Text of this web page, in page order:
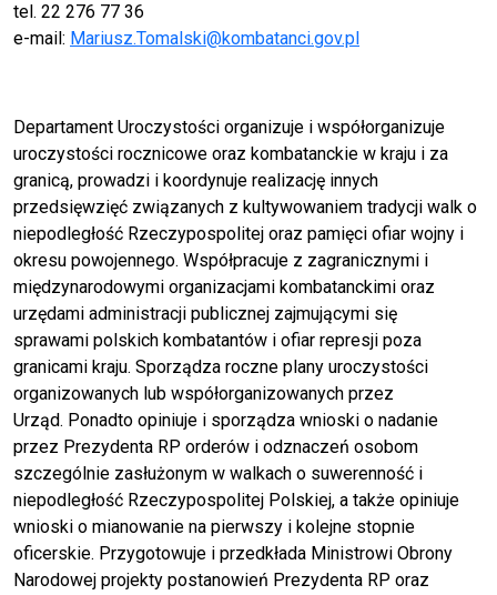
tel. 22 276 77 36
e-mail: Mariusz.Tomalski@kombatanci.gov.pl
Departament Uroczystości organizuje i współorganizuje
uroczystości rocznicowe oraz kombatanckie w kraju i za
granicą, prowadzi i koordynuje realizację innych
przedsięwzięć związanych z kultywowaniem tradycji walk o
niepodległość Rzeczypospolitej oraz pamięci ofiar wojny i
okresu powojennego. Współpracuje z zagranicznymi i
międzynarodowymi organizacjami kombatanckimi oraz
urzędami administracji publicznej zajmującymi się
sprawami polskich kombatantów i ofiar represji poza
granicami kraju. Sporządza roczne plany uroczystości
organizowanych lub współorganizowanych przez
Urząd. Ponadto opiniuje i sporządza wnioski o nadanie
przez Prezydenta RP orderów i odznaczeń osobom
szczególnie zasłużonym w walkach o suwerenność i
niepodległość Rzeczypospolitej Polskiej, a także opiniuje
wnioski o mianowanie na pierwszy i kolejne stopnie
oficerskie. Przygotowuje i przedkłada Ministrowi Obrony
Narodowej projekty postanowień Prezydenta RP oraz